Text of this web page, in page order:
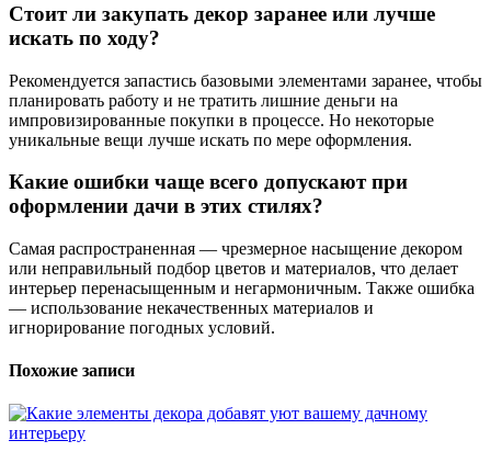
Стоит ли закупать декор заранее или лучше
искать по ходу?
Рекомендуется запастись базовыми элементами заранее, чтобы
планировать работу и не тратить лишние деньги на
импровизированные покупки в процессе. Но некоторые
уникальные вещи лучше искать по мере оформления.
Какие ошибки чаще всего допускают при
оформлении дачи в этих стилях?
Самая распространенная — чрезмерное насыщение декором
или неправильный подбор цветов и материалов, что делает
интерьер перенасыщенным и негармоничным. Также ошибка
— использование некачественных материалов и
игнорирование погодных условий.
Похожие записи